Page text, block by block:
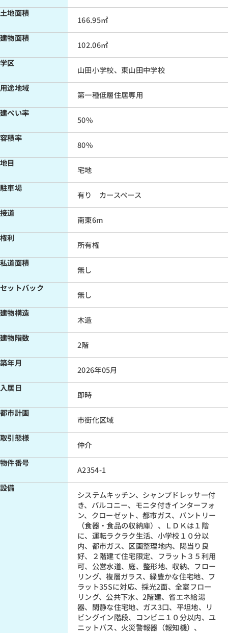
土地面積
166.95㎡
建物面積
102.06㎡
学区
山田小学校、東山田中学校
用途地域
第一種低層住居専用
建ぺい率
50%
容積率
80%
地目
宅地
駐車場
有り カースペース
接道
南東6m
権利
所有権
私道面積
無し
セットバック
無し
建物構造
木造
建物階数
2階
築年月
2026年05月
入居日
即時
都市計画
市街化区域
取引態様
仲介
物件番号
A2354-1
設備
システムキッチン、シャンプドレッサー付
き、バルコニー、モニタ付きインターフォ
ン、クローゼット、都市ガス、パントリー
（食器・食品の収納庫）、ＬＤＫは１階
に、運転ラクラク生活、小学校１０分以
内、都市ガス、区画整理地内、陽当り良
好、２階建て住宅限定、フラット３５利用
可、公営水道、庭、整形地、収納、フロー
リング、複層ガラス、緑豊かな住宅地、フ
ラット35Sに対応、採光2面、全室フロー
リング、公共下水、2階建、省エネ給湯
器、閑静な住宅地、ガス3口、平坦地、リ
ビングイン階段、コンビニ１０分以内、ユ
ニットバス、火災警報器（報知機）、